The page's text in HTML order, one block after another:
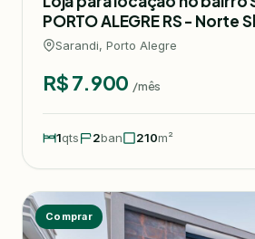
PORTO ALEGRE RS - Norte
Sarandi, Porto Alegre
R$ 7.900 /mês
1qts 2ban 210m²
Comprar